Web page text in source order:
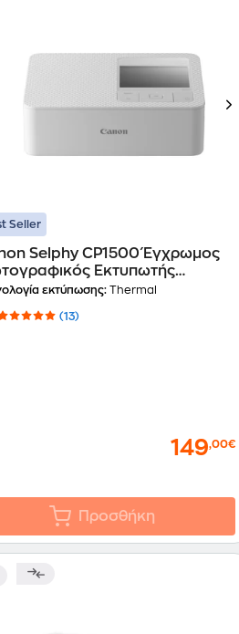
Seller
Selphy CP1500 Έγχρωμος
Εκτυπωτής
Photo με WiFi - Λευκό
εκτύπωσης: Thermal
(13)
149,00€
Προσθήκη